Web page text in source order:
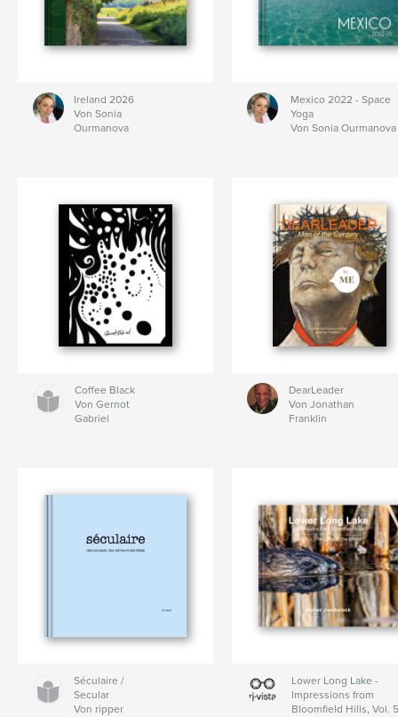
Ireland 2026
Von Sonia
Ourmanova
Mexico 2022 - Space
Yoga
Von Sonia Ourmanova
Coffee Black
Von Gernot
Gabriel
DearLeader
Von Jonathan
Franklin
Séculaire /
Secular
Von ripper
Lower Long Lake -
Impressions from
Bloomfield Hills, Vol. 5